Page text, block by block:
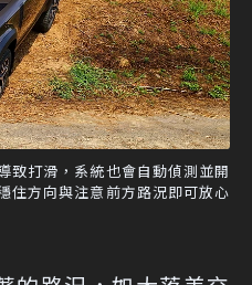
致打滑，系統也會自動偵測並開
住方向與注意前方路況即可放心